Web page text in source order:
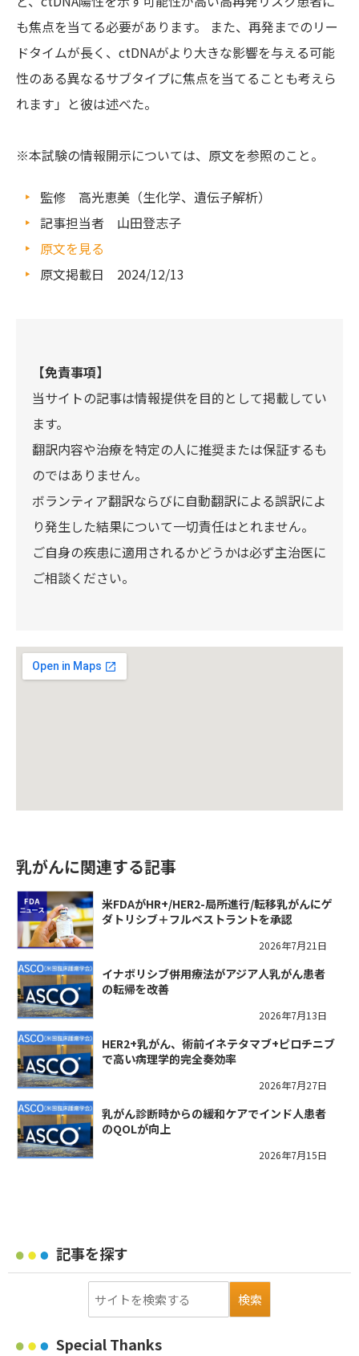
も焦点を当てる必要があります。 また、再発までのリー
ドタイムが長く、ctDNAがより大きな影響を与える可能
性のある異なるサブタイプに焦点を当てることも考えら
れます」と彼は述べた。
※本試験の情報開示については、原文を参照のこと。
監修 高光恵美（生化学、遺伝子解析）
記事担当者 山田登志子
原文を見る
原文掲載日 2024/12/13
【免責事項】
当サイトの記事は情報提供を目的として掲載してい
ます。
翻訳内容や治療を特定の人に推奨または保証するも
のではありません。
ボランティア翻訳ならびに自動翻訳による誤訳によ
り発生した結果について一切責任はとれません。
ご自身の疾患に適用されるかどうかは必ず主治医に
ご相談ください。
乳がんに関連する記事
米FDAがHR+/HER2-局所進行/転移乳がんにゲ
ダトリシブ＋フルベストラントを承認
2026年7月21日
イナボリシブ併用療法がアジア人乳がん患者
の転帰を改善
2026年7月13日
HER2+乳がん、術前イネテタマブ+ピロチニブ
で高い病理学的完全奏効率
2026年7月27日
乳がん診断時からの緩和ケアでインド人患者
のQOLが向上
2026年7月15日
記事を探す
Special Thanks